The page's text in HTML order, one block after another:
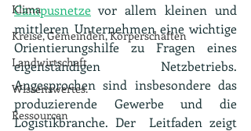
Klima
Kreise, Gemeinden, Körperschaften
Landwirtschaft
Wissenswertes.
Ressourcen
Campusnetze vor allem kleinen und
mittleren Unternehmen eine wichtige
Orientierungshilfe zu Fragen eines
eigenständigen Netzbetriebs.
Angesprochen sind insbesondere das
produzierende Gewerbe und die
Logistikbranche. Der  Leitfaden zeigt